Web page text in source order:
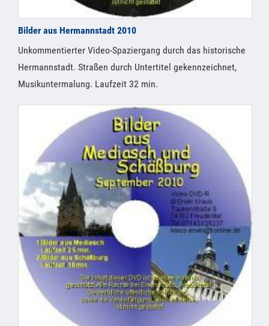
Bilder aus Hermannstadt 2010
Unkommentierter Video-Spaziergang durch das historische
Hermannstadt. Straßen durch Untertitel gekennzeichnet,
Musikuntermalung. Laufzeit 32 min.